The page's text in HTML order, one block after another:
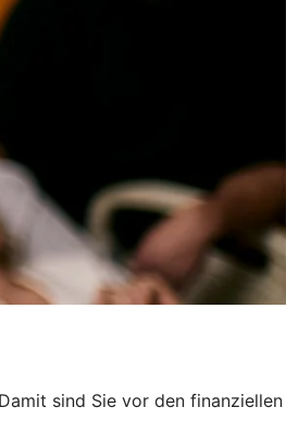
sind Sie vor den finanziellen